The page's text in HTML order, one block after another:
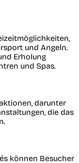
und Angeln.
Erholung
und Spas.
darunter
die das
können Besucher